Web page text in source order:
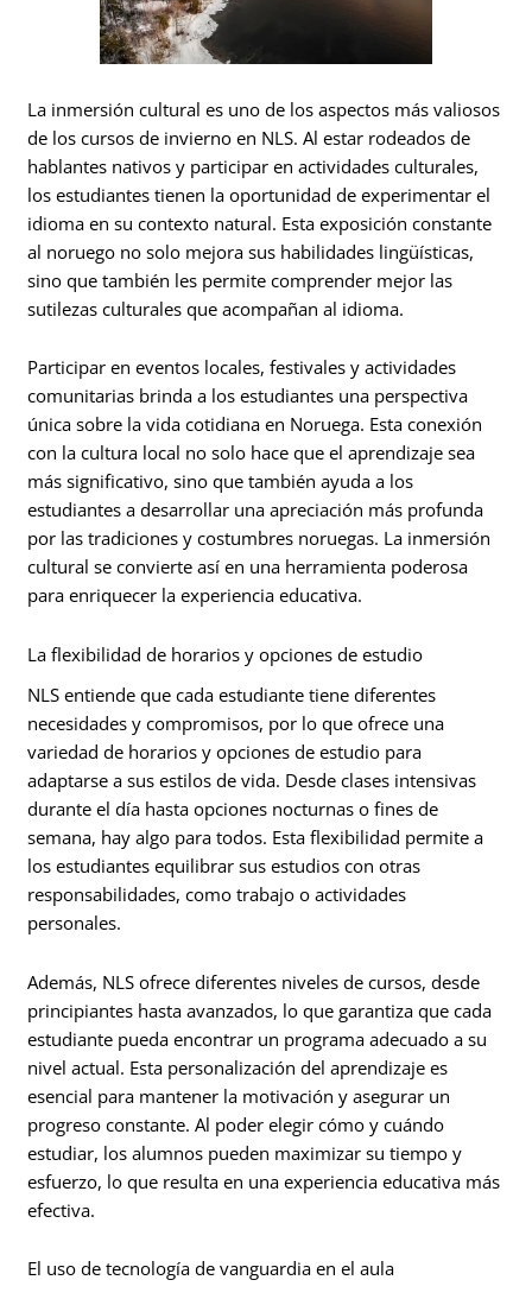
La inmersión cultural es uno de los aspectos más valiosos
de los cursos de invierno en NLS. Al estar rodeados de
hablantes nativos y participar en actividades culturales,
los estudiantes tienen la oportunidad de experimentar el
idioma en su contexto natural. Esta exposición constante
al noruego no solo mejora sus habilidades lingüísticas,
sino que también les permite comprender mejor las
sutilezas culturales que acompañan al idioma.
Participar en eventos locales, festivales y actividades
comunitarias brinda a los estudiantes una perspectiva
única sobre la vida cotidiana en Noruega. Esta conexión
con la cultura local no solo hace que el aprendizaje sea
más significativo, sino que también ayuda a los
estudiantes a desarrollar una apreciación más profunda
por las tradiciones y costumbres noruegas. La inmersión
cultural se convierte así en una herramienta poderosa
para enriquecer la experiencia educativa.
La flexibilidad de horarios y opciones de estudio
NLS entiende que cada estudiante tiene diferentes
necesidades y compromisos, por lo que ofrece una
variedad de horarios y opciones de estudio para
adaptarse a sus estilos de vida. Desde clases intensivas
durante el día hasta opciones nocturnas o fines de
semana, hay algo para todos. Esta flexibilidad permite a
los estudiantes equilibrar sus estudios con otras
responsabilidades, como trabajo o actividades
personales.
Además, NLS ofrece diferentes niveles de cursos, desde
principiantes hasta avanzados, lo que garantiza que cada
estudiante pueda encontrar un programa adecuado a su
nivel actual. Esta personalización del aprendizaje es
esencial para mantener la motivación y asegurar un
progreso constante. Al poder elegir cómo y cuándo
estudiar, los alumnos pueden maximizar su tiempo y
esfuerzo, lo que resulta en una experiencia educativa más
efectiva.
El uso de tecnología de vanguardia en el aula